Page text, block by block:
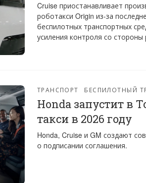
Cruise приостанавливает
роботакси Origin из-за
беспилотных транспортных
усиления контроля со
ТРАНСПОРТ БЕСПИЛОТНЫЙ
Honda запустит в
такси в 2026 году
Honda, Cruise и GM создают
о подписании соглашения.